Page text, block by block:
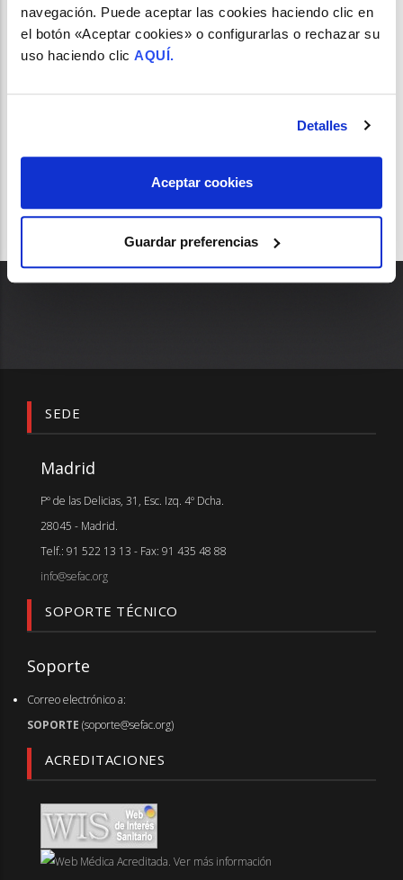
navegación. Puede aceptar las cookies haciendo clic en
el botón «Aceptar cookies» o configurarlas o rechazar su
uso haciendo clic AQUÍ.
Detalles
Aceptar cookies
Guardar preferencias
ANTIMICROBIANOS
REAL ACADEMIA NACIONAL DE FARMACIA
SEDE
Madrid
Pº de las Delicias, 31, Esc. Izq. 4º Dcha.
28045 - Madrid.
Telf.: 91 522 13 13 - Fax: 91 435 48 88
info@sefac.org
SOPORTE TÉCNICO
Soporte
Correo electrónico a:
SOPORTE (soporte@sefac.org)
ACREDITACIONES